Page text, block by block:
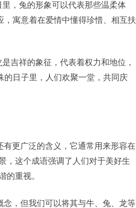
，兔的形象可以代表那些温柔体
，寓意着在爱情中懂得珍惜、相互扶
吉祥的象征，代表着权力和地位，
的日子里，人们欢聚一堂，共同庆
有更广泛的含义，它通常用来形容在
，这个成语强调了人们对于美好生
的重视。
念，但我们可以将其与牛、兔、龙等